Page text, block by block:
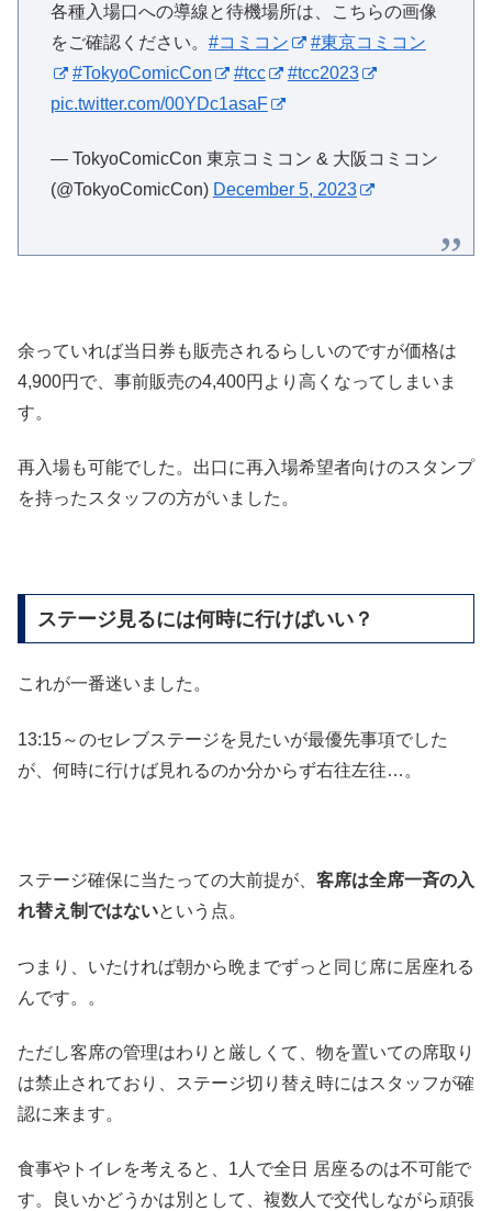
各種入場口への導線と待機場所は、こちらの画像
をご確認ください。 #コミコン
#東京コミコン
#TokyoComicCon
#tcc
#tcc2023
pic.twitter.com/00YDc1asaF
— TokyoComicCon 東京コミコン & 大阪コミコン
(@TokyoComicCon) December 5, 2023
余っていれば当日券も販売されるらしいのですが価格は
4,900円で、事前販売の4,400円より高くなってしまいま
す。
再入場も可能でした。出口に再入場希望者向けのスタンプ
を持ったスタッフの方がいました。
ステージ見るには何時に行けばいい？
これが一番迷いました。
13:15～のセレブステージを見たいが最優先事項でした
が、何時に行けば見れるのか分からず右往左往…。
ステージ確保に当たっての大前提が、 客席は全席一斉の入
れ替え制ではないという点。
つまり、いたければ朝から晩までずっと同じ席に居座れる
んです。。
ただし客席の管理はわりと厳しくて、物を置いての席取り
は禁止されており、ステージ切り替え時にはスタッフが確
認に来ます。
食事やトイレを考えると、1人で全日 居座るのは不可能で
す。良いかどうかは別として、複数人で交代しながら頑張